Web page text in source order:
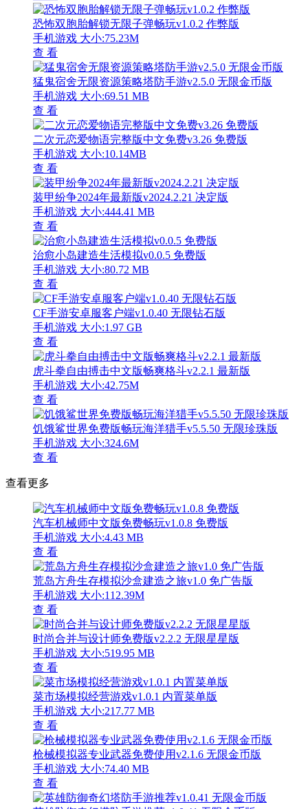
恐怖双胞胎解锁无限子弹畅玩v1.0.2 作弊版
手机游戏 大小:75.23M
查 看
猛鬼宿舍无限资源策略塔防手游v2.5.0 无限金币版
手机游戏 大小:69.51 MB
查 看
二次元恋爱物语完整版中文免费v3.26 免费版
手机游戏 大小:10.14MB
查 看
装甲纷争2024年最新版v2024.2.21 决定版
手机游戏 大小:444.41 MB
查 看
治愈小岛建造生活模拟v0.0.5 免费版
手机游戏 大小:80.72 MB
查 看
CF手游安卓服客户端v1.0.40 无限钻石版
手机游戏 大小:1.97 GB
查 看
虎斗拳自由搏击中文版畅爽格斗v2.2.1 最新版
手机游戏 大小:42.75M
查 看
饥饿鲨世界免费版畅玩海洋猎手v5.5.50 无限珍珠版
手机游戏 大小:324.6M
查 看
查看更多
汽车机械师中文版免费畅玩v1.0.8 免费版
手机游戏 大小:4.43 MB
查 看
荒岛方舟生存模拟沙盒建造之旅v1.0 免广告版
手机游戏 大小:112.39M
查 看
时尚合并与设计师免费版v2.2.2 无限星星版
手机游戏 大小:519.95 MB
查 看
菜市场模拟经营游戏v1.0.1 内置菜单版
手机游戏 大小:217.77 MB
查 看
枪械模拟器专业武器免费使用v2.1.6 无限金币版
手机游戏 大小:74.40 MB
查 看